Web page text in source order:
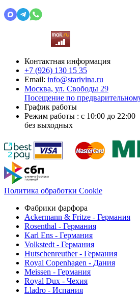
Контактная информация
+7 (926) 130 15 35
Email: info@starivina.ru
Москва, ул. Свободы 29
Посещение по
График работы
Режим работы : с 10:00 до 22:00
без выходных
Политика обработки Cookie
Фабрики фарфора
Ackermann & Fritze - Германия
Rosenthal - Германия
Karl Ens - Германия
Volkstedt - Германия
Hutschenreuther - Германия
Royal Copenhagen - Дания
Meissen - Германия
Royal Dux - Чехия
Lladro - Испания